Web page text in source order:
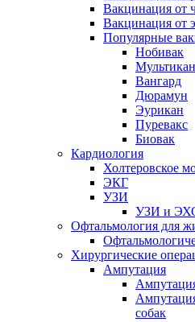
Вакцинация от
Вакцинация от
Популярные
Нобивак
Мультикан
Вангард
Дюрамун
Эурикан
Пуревакс
Биовак
Кардиология
Холтеровское
ЭКГ
УЗИ
УЗИ и
Офтальмология для
Хирургические
Ампутация
собак